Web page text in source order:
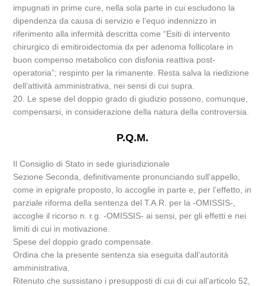
impugnati in prime cure, nella sola parte in cui escludono la
dipendenza da causa di servizio e l’equo indennizzo in
riferimento alla infermità descritta come “Esiti di intervento
chirurgico di emitiroidectomia dx per adenoma follicolare in
buon compenso metabolico con disfonia reattiva post-
operatoria”; respinto per la rimanente. Resta salva la riedizione
dell’attività amministrativa, nei sensi di cui supra.
20. Le spese del doppio grado di giudizio possono, comunque,
compensarsi, in considerazione della natura della controversia.
P.Q.M.
Il Consiglio di Stato in sede giurisdizionale
Sezione Seconda, definitivamente pronunciando sull’appello,
come in epigrafe proposto, lo accoglie in parte e, per l’effetto, in
parziale riforma della sentenza del T.A.R. per la -OMISSIS-,
accoglie il ricorso n. r.g. -OMISSIS- ai sensi, per gli effetti e nei
limiti di cui in motivazione.
Spese del doppio grado compensate.
Ordina che la presente sentenza sia eseguita dall’autorità
amministrativa.
Ritenuto che sussistano i presupposti di cui di cui all’articolo 52,